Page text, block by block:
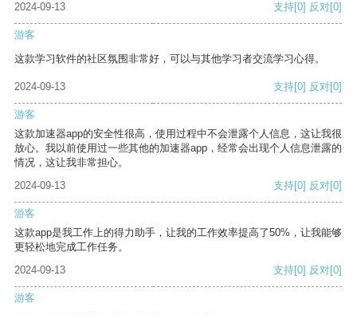
2024-09-13 支持[0] 反对[0]
游客
这款学习软件的社区氛围非常好，可以与其他学习者交流学习心得。
2024-09-13 支持[0] 反对[0]
游客
这款加速器app的安全性很高，使用过程中不会泄露个人信息，这让我很
放心。我以前使用过一些其他的加速器app，经常会出现个人信息泄露的
情况，这让我非常担心。
2024-09-13
支持[0] 反对[0]
游客
这款app是我工作上的得力助手，让我的工作效率提高了50%，让我能够
更轻松地完成工作任务。
2024-09-13
支持[0] 反对[0]
游客